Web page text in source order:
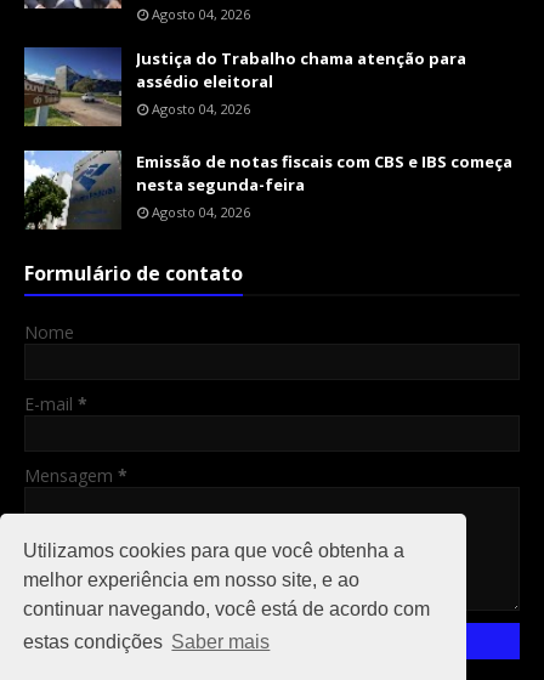
Utilizamos cookies para que você obtenha a
melhor experiência em nosso site, e ao
continuar navegando, você está de acordo com
estas condições Saber mais
Agosto 04, 2026
Justiça do Trabalho chama atenção para
assédio eleitoral
Agosto 04, 2026
Emissão de notas fiscais com CBS e IBS começa
nesta segunda-feira
Agosto 04, 2026
Formulário de contato
Nome
E-mail *
Mensagem *